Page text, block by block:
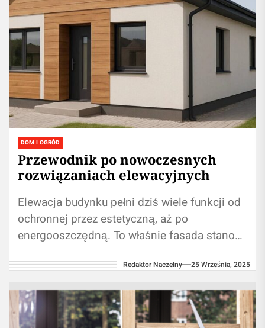
DOM I OGRÓD
Przewodnik po nowoczesnych
rozwiązaniach elewacyjnych
Elewacja budynku pełni dziś wiele funkcji od
ochronnej przez estetyczną, aż po
energooszczędną. To właśnie fasada stanowi
jednocześnie jest...
Redaktor Naczelny 25 Września, 2025